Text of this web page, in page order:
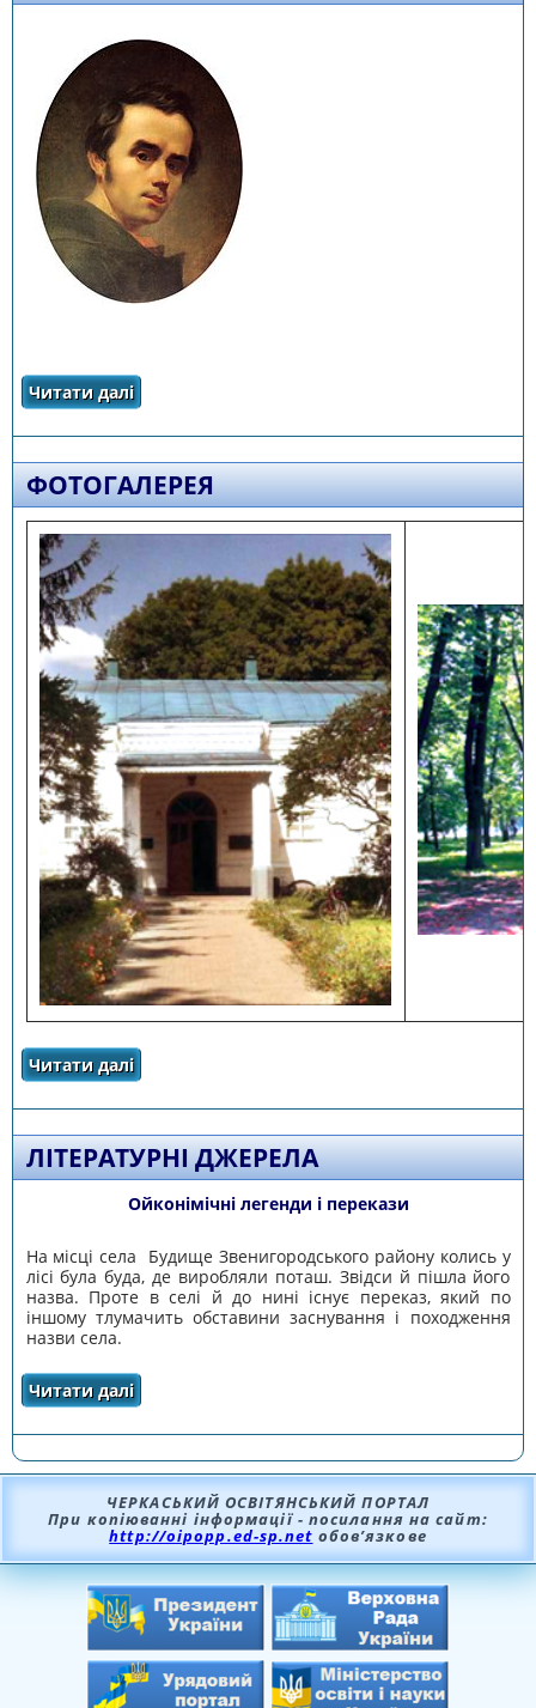
Читати даліпро Визначні особистості
ФОТОГАЛЕРЕЯ
Читати даліпро Фотогалерея
ЛІТЕРАТУРНІ ДЖЕРЕЛА
Ойконімічні легенди і перекази
На місці села Будище Звенигородського районуколись у
лісі була буда, де виробляли поташ. Звідси й пішла його
назва. Проте в селі й до нині існує переказ, який по
іншому тлумачить обставини заснування і походження
назви села.
Читати даліпро Літературні джерела
ЧЕРКАСЬКИЙ ОСВІТЯНСЬКИЙ ПОРТАЛ
При копіюванні інформації - посилання на сайт:
http://oipopp.ed-sp.net обов’язкове